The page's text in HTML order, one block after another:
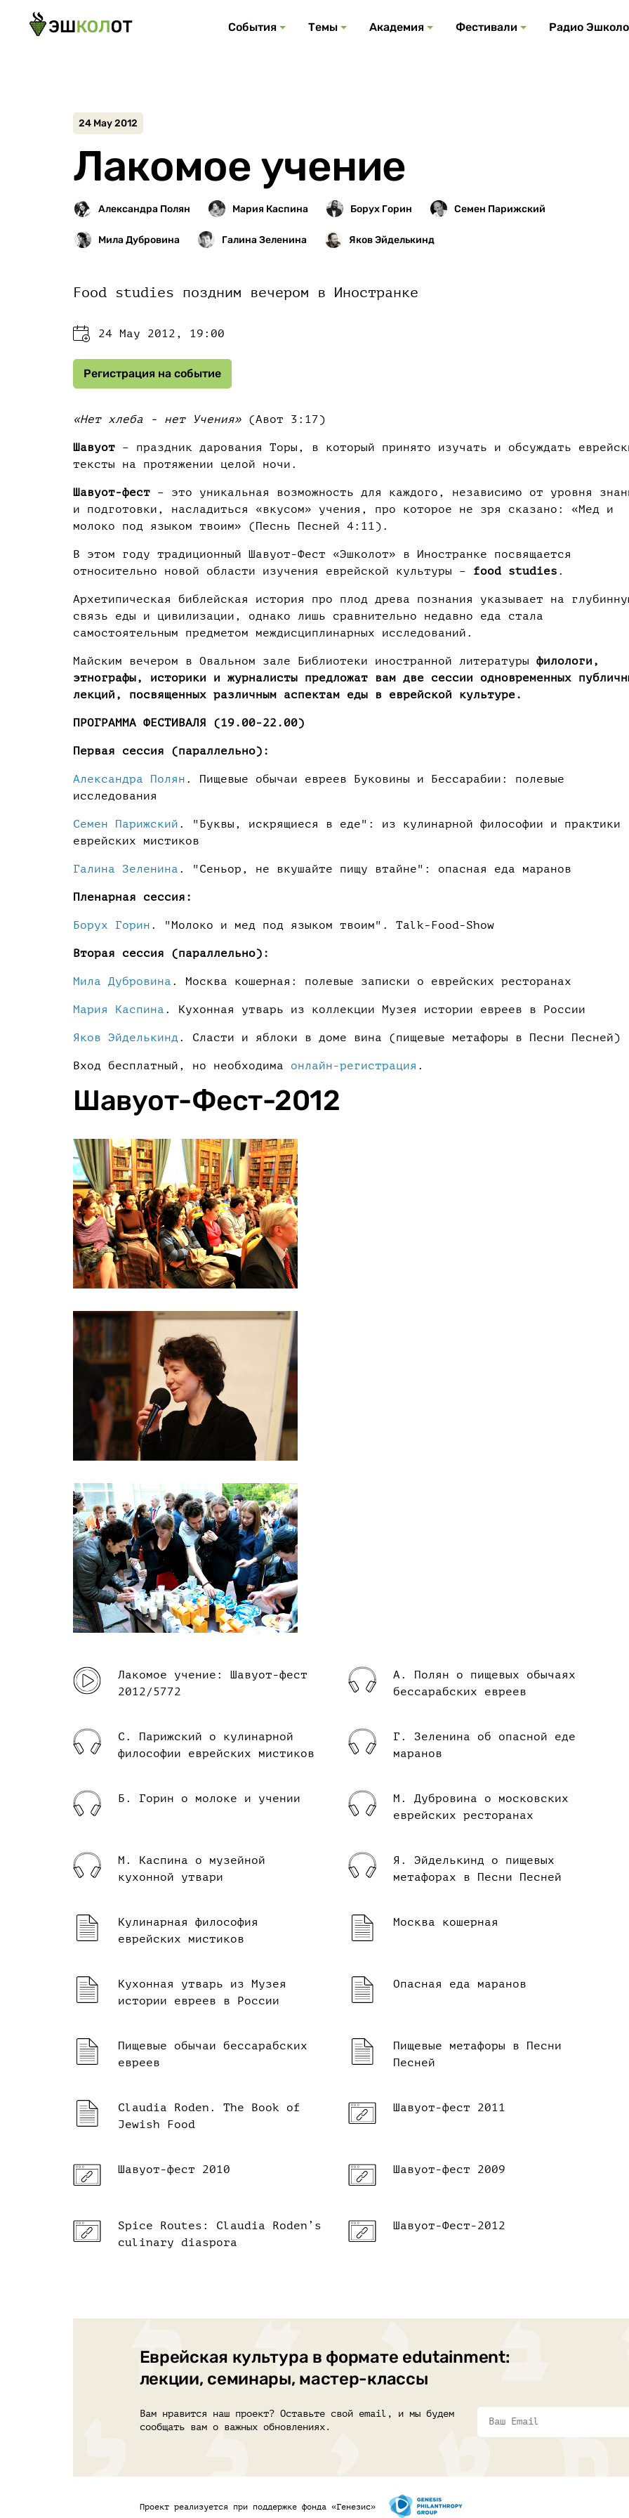
События
Темы
Все темы
Академия
Фестивали
Радио
Лакомое учение
24 May 2012
Food studies поздним вечером в Иностранке
24 May 2012, 19:00
Регистрация на событие
«Нет хлеба - нет Учения» (Авот 3:17)
Шавуот – праздник дарования Торы, в который принято изучать и обсуждать
тексты на протяжении целой ночи.
Шавуот-фест – это уникальная возможность для каждого, независимо от уровня
и подготовки, насладиться «вкусом» учения, про которое не зря сказано: «Мед и
молоко под языком твоим» (Песнь Песней 4:11).
В этом году традиционный Шавуот-Фест «Эшколот» в Иностранке посвящается
относительно новой области изучения еврейской культуры – food studies .
Архетипическая библейская история про плод древа познания указывает на
связь еды и цивилизации, однако лишь сравнительно недавно еда стала
самостоятельным предметом междисциплинарных исследований.
Майским вечером в Овальном зале Библиотеки иностранной литературы филологи,
этнографы, историки и журналисты предложат вам две сессии одновременных
лекций, посвященных различным аспектам еды в еврейской культуре.
ПРОГРАММА ФЕСТИВАЛЯ (19.00-22.00)
Первая сессия (параллельно):
Александра Полян . Пищевые обычаи евреев Буковины и Бессарабии: полевые
исследования
Семен Парижский . "Буквы, искрящиеся в еде": из кулинарной философии и практики
еврейских мистиков
Галина Зеленина . "Сеньор, не вкушайте пищу втайне": опасная еда маранов
Пленарная сессия:
Борух Горин . "Молоко и мед под языком твоим". Talk-Food-Show
Вторая сессия (параллельно):
Мила Дубровина . Москва кошерная: полевые записки о еврейских ресторанах
Мария Каспина . Кухонная утварь из коллекции Музея истории евреев в России
Яков Эйделькинд . Сласти и яблоки в доме вина (пищевые метафоры в Песни Песней)
Вход бесплатный, но необходима онлайн-регистрация .
Шавуот-Фест-2012
Лакомое учение: Шавуот-фест
2012/5772
А. Полян о пищевых обычаях
бессарабских евреев
С. Парижский о кулинарной
философии еврейских мистиков
Г. Зеленина об опасной еде
маранов
Б. Горин о молоке и учении
М. Дубровина о московских
еврейских ресторанах
М. Каспина о музейной
кухонной утвари
Я. Эйделькинд о пищевых
метафорах в Песни Песней
Кулинарная философия
еврейских мистиков
Москва кошерная
Кухонная утварь из Музея
истории евреев в России
Опасная еда маранов
Пищевые обычаи бессарабских
евреев
Пищевые метафоры в Песни
Песней
Claudia Roden. The Book of
Jewish Food
Шавуот-фест 2011
Шавуот-фест 2010 Шавуот-фест 2009
Spice Routes: Claudia Roden’s
culinary diaspora
Шавуот-Фест-2012
Еврейская культура в формате edutainment:
лекции, семинары, мастер-классы
Вам нравится наш проект? Оставьте свой email, и мы будем
сообщать вам о важных обновлениях.
Проект реализуется при поддержке фонда «Генезис»